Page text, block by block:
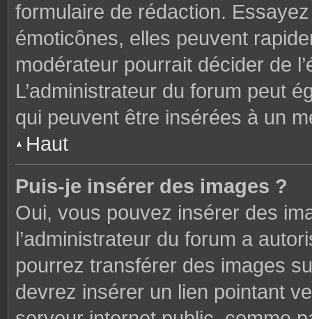
formulaire de rédaction.
émoticônes, elles peuvent
modérateur pourrait décider de
L’administrateur du forum peut
qui peuvent être insérées à un
Haut
Puis-je insérer des images ?
Oui, vous pouvez insérer des
l’administrateur du forum a
pourrez transférer des images
devrez insérer un lien pointant